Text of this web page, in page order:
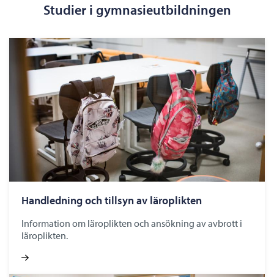
Studier i gymnasieutbildningen
Handledning och tillsyn av läroplikten
Information om läroplikten och ansökning av avbrott i
läroplikten.